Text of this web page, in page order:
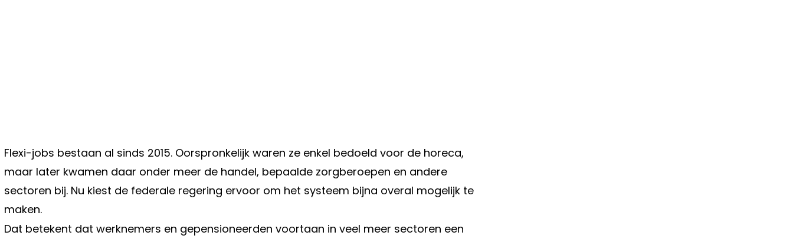
Flexi-jobs bestaan al sinds 2015. Oorspronkelijk waren ze enkel bedoeld voor de horeca,
maar later kwamen daar onder meer de handel, bepaalde zorgberoepen en andere
sectoren bij. Nu kiest de federale regering ervoor om het systeem bijna overal mogelijk te
maken.
Dat betekent dat werknemers en gepensioneerden voortaan in veel meer sectoren een